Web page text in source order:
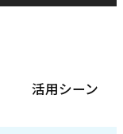
活用シーン